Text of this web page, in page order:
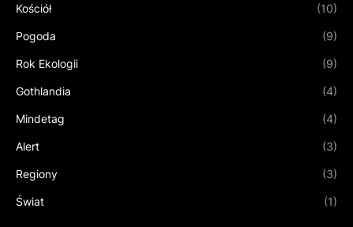
Kościół (10)
Pogoda (9)
Rok Ekologii (9)
Gothlandia (4)
Mindetag (4)
Alert (3)
Regiony (3)
Świat (1)